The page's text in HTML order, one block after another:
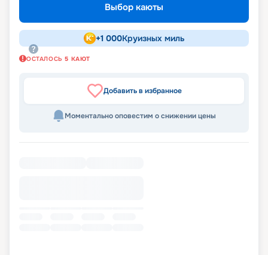
Выбор каюты
+1 000Круизных миль
ОСТАЛОСЬ 5 КАЮТ
Добавить в избранное
Моментально оповестим о снижении цены